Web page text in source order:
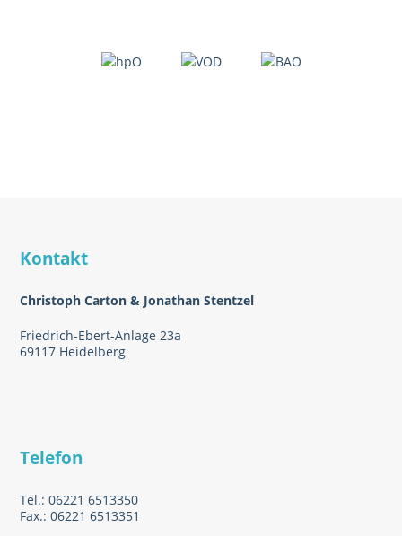
Kontakt
Christoph Carton & Jonathan Stentzel
Friedrich-Ebert-Anlage 23a
69117 Heidelberg
Telefon
Tel.: 06221 6513350
Fax.: 06221 6513351